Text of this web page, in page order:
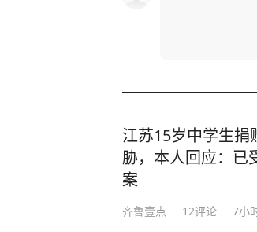
江苏15岁中学生
胁，本人回应：已
案
齐鲁壹点 12评论 7小